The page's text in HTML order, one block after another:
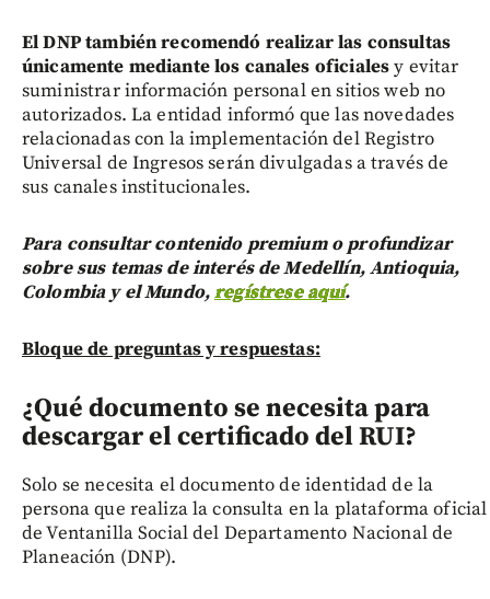
El DNP también recomendó realizar las consultas
únicamente mediante los canales oficialesy evitar
suministrar información personal en sitios web no
autorizados. La entidad informó que las novedades
relacionadas con la implementación del Registro
Universal de Ingresos serán divulgadas a través de
sus canales institucionales.
Para consultar contenido premium o profundizar
sobre sus temas de interés de Medellín, Antioquia,
Colombia y el Mundo,regístrese aquí.
Bloque de preguntas y respuestas:
¿Qué documento se necesita para
descargar el certificado del RUI?
Solo se necesita el documento de identidad de la
persona que realiza la consulta en la plataforma oficial
de Ventanilla Social del Departamento Nacional de
Planeación (DNP).